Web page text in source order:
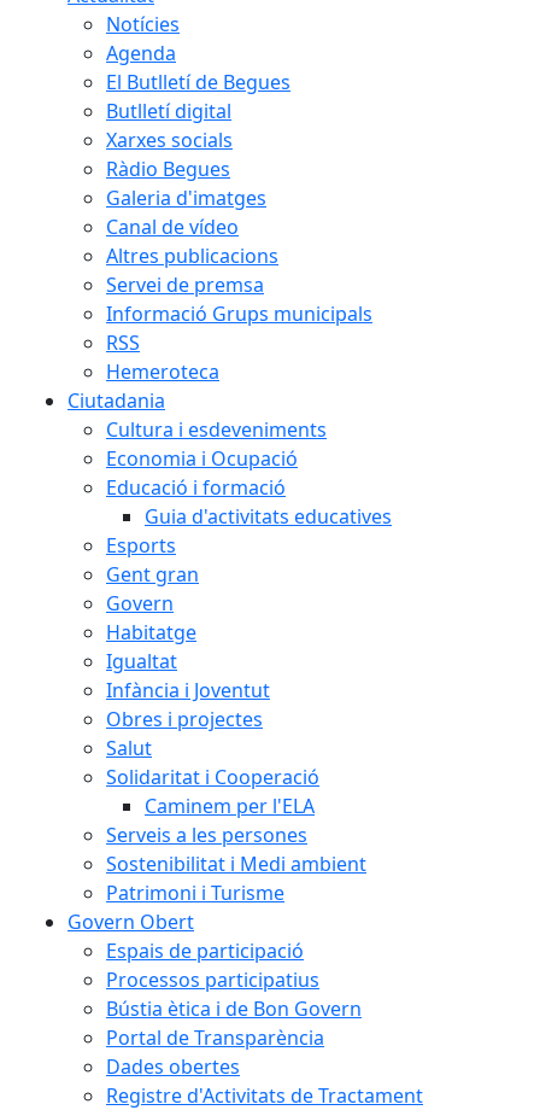
Notícies
Agenda
El Butlletí de Begues
Butlletí digital
Xarxes socials
Ràdio Begues
Galeria d'imatges
Canal de vídeo
Altres publicacions
Servei de premsa
Informació Grups municipals
RSS
Hemeroteca
Ciutadania
Cultura i esdeveniments
Economia i Ocupació
Educació i formació
Guia d'activitats educatives
Esports
Gent gran
Govern
Habitatge
Igualtat
Infància i Joventut
Obres i projectes
Salut
Solidaritat i Cooperació
Caminem per l'ELA
Serveis a les persones
Sostenibilitat i Medi ambient
Patrimoni i Turisme
Govern Obert
Espais de participació
Processos participatius
Bústia ètica i de Bon Govern
Portal de Transparència
Dades obertes
Registre d'Activitats de Tractament